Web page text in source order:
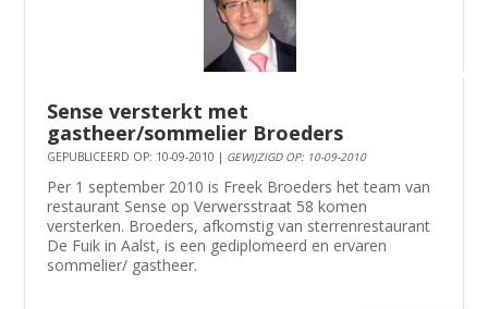
Sense versterkt met
gastheer/sommelier Broeders
GEPUBLICEERD OP: 10-09-2010 | GEWIJZIGD OP: 10-09-2010
Per 1 september 2010 is Freek Broeders het team van
restaurant Sense op Verwersstraat 58 komen
versterken. Broeders, afkomstig van sterrenrestaurant
De Fuik in Aalst, is een gediplomeerd en ervaren
sommelier/ gastheer.